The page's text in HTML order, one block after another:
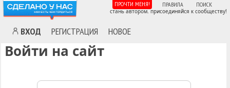
ВХОД РЕГИСТРАЦИЯ НОВОЕ
ПРОЧТИ МЕНЯ! ПРАВИЛА ПОИСК
стань автором. присоединяйся к сообществу!
Войти на сайт